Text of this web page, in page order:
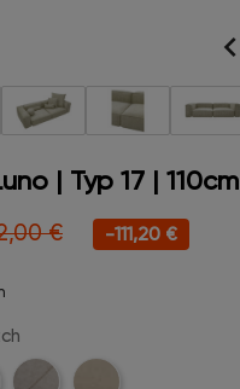
navigate_before
| Typ 17 | 110cm
€ -111,20 €
Velvet- Boucle